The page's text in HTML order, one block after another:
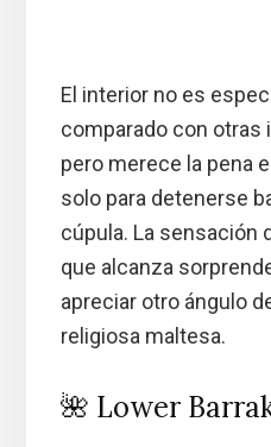
El interior no es
comparado con otras
pero merece la pena
solo para detenerse
cúpula. La sensación
que alcanza
apreciar otro ángulo
religiosa maltesa.
🌺 Lower